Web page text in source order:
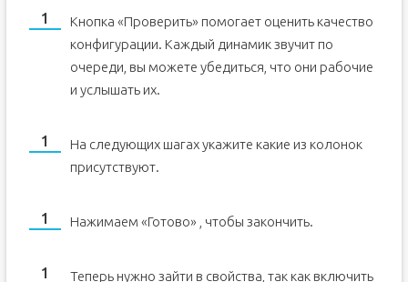
Кнопка «Проверить» помогает оценить качество
конфигурации. Каждый динамик звучит по
очереди, вы можете убедиться, что они рабочие
и услышать их.
На следующих шагах укажите какие из колонок
присутствуют.
Нажимаем «Готово» , чтобы закончить.
Теперь нужно зайти в свойства, так как включить